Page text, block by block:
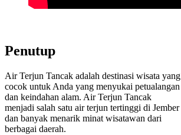
Penutup
Air Terjun Tancak adalah destinasi wisata yang
cocok untuk Anda yang menyukai petualangan
dan keindahan alam. Air Terjun Tancak
menjadi salah satu air terjun tertinggi di Jember
dan banyak menarik minat wisatawan dari
berbagai daerah.